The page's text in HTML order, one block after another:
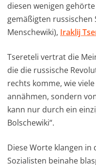
diesen wenigen
gemäßigten
Menschewiki), Iraklij
Tsereteli vertrat die
die die russische
rechts komme, wie
annähmen, sondern
kann nur durch ein
Bolschewiki“.
Diese Worte klangen
Sozialisten beinahe